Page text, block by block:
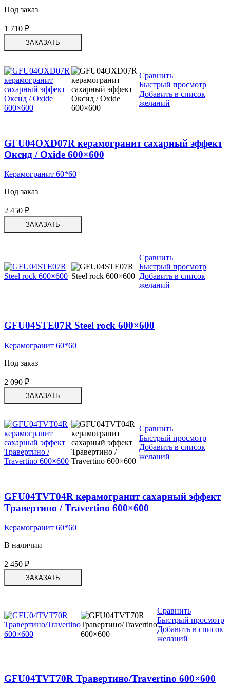
Под заказ
1 710 ₽
ЗАКАЗАТЬ
Сравнить
Быстрый просмотр
Добавить в список
желаний
GFU04OXD07R керамогранит сахарный эффект
Оксид / Oxide 600×600
Керамогранит 60*60
Под заказ
2 450 ₽
ЗАКАЗАТЬ
Сравнить
Быстрый просмотр
Добавить в список
желаний
GFU04STE07R Steel rock 600×600
Керамогранит 60*60
Под заказ
2 090 ₽
ЗАКАЗАТЬ
Сравнить
Быстрый просмотр
Добавить в список
желаний
GFU04TVT04R керамогранит сахарный эффект
Травертино / Travertino 600×600
Керамогранит 60*60
В наличии
2 450 ₽
ЗАКАЗАТЬ
Сравнить
Быстрый просмотр
Добавить в список
желаний
GFU04TVT70R Травертино/Travertino 600×600